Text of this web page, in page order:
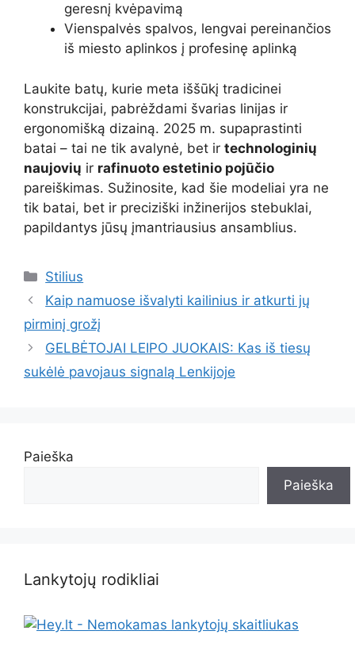
geresnį kvėpavimą
Vienspalvės spalvos, lengvai pereinančios
iš miesto aplinkos į profesinę aplinką
Laukite batų, kurie meta iššūkį tradicinei
konstrukcijai, pabrėždami švarias linijas ir
ergonomišką dizainą. 2025 m. supaprastinti
batai – tai ne tik avalynė, bet ir technologinių
naujovių ir rafinuoto estetinio pojūčio
pareiškimas. Sužinosite, kad šie modeliai yra ne
tik batai, bet ir preciziški inžinerijos stebuklai,
papildantys jūsų įmantriausius ansamblius.
Kategorijos
Stilius
Kaip namuose išvalyti kailinius ir atkurti jų
pirminį grožį
GELBĖTOJAI LEIPO JUOKAIS: Kas iš tiesų
sukėlė pavojaus signalą Lenkijoje
Paieška
Paieška
Lankytojų rodikliai